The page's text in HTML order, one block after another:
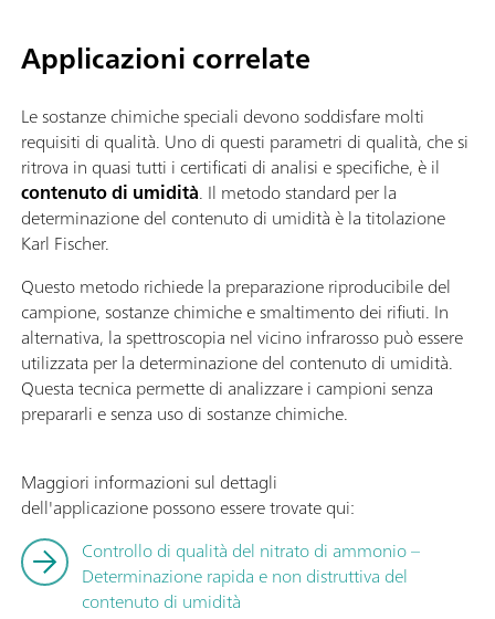
Applicazioni correlate
Le sostanze chimiche speciali devono soddisfare molti
requisiti di qualità. Uno di questi parametri di qualità, che si
ritrova in quasi tutti i certificati di analisi e specifiche, è il
contenuto di umidità. Il metodo standard per la
determinazione del contenuto di umidità è la titolazione
Karl Fischer.
Questo metodo richiede la preparazione riproducibile del
campione, sostanze chimiche e smaltimento dei rifiuti. In
alternativa, la spettroscopia nel vicino infrarosso può essere
utilizzata per la determinazione del contenuto di umidità.
Questa tecnica permette di analizzare i campioni senza
prepararli e senza uso di sostanze chimiche.
Maggiori informazioni sul dettagli
dell'applicazione possono essere trovate qui:
Controllo di qualità del nitrato di ammonio –
Determinazione rapida e non distruttiva del
contenuto di umidità